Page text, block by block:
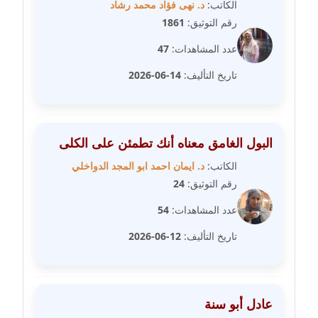
عاملة
مدونة شريف ابراهيم
مدونة شيماء حسني
عاملة
مدونة شيماء عبد المقصود
مدونة شيماء عمارة
الكاتب: د. نهى فؤاد محمد رشاد
رقم التوثيق: 1861
عدد المشاهدات: 47
تاريخ التأليف: 14-06-2026
البول الغامق معناه أنك تطمئن على الكلى
الكاتب: د. ايمان احمد ابو المجد الدواخلي
رقم التوثيق: 24
عدد المشاهدات: 54
تاريخ التأليف: 12-06-2026
عادل أبو سنة